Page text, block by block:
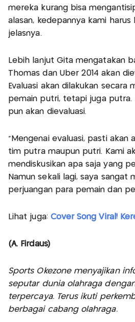
mereka kurang bisa
alasan, kedepannya kami harus
jelasnya.
Lebih lanjut Gita mengatakan
Thomas dan Uber 2014 akan
Evaluasi akan dilakukan secara
pemain putri, tetapi juga putra.
pun akan dievaluasi.
"Mengenai evaluasi, pasti akan
tim putra maupun putri. Kami
mendiskusikan apa saja yang
Namun sekali lagi, saya sangat
perjuangan para pemain dan
Lihat juga: Cover Song Viral!
(A. Firdaus)
Sports Okezone menyajikan
seputar dunia olahraga
terpercaya. Terus ikuti
berbagai cabang olahraga.